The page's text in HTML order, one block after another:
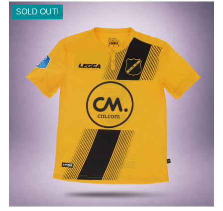
SOLD OUT!